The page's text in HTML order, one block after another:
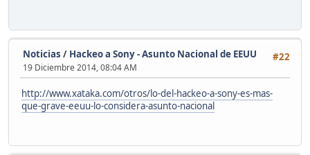
#22
Noticias / Hackeo a Sony - Asunto Nacional de EEUU
19 Diciembre 2014, 08:04 AM
http://www.xataka.com/otros/lo-del-hackeo-a-sony-es-mas-
que-grave-eeuu-lo-considera-asunto-nacional